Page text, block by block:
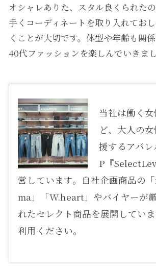
オシャレありた、スタル良くられた
手くコーディネートを取り入れてお
くことが大切です。体型や年齢も関
40代ファッションを楽しんでいきまし
当社は働く
ど、大人の
援するアパ
P『
営しています。自社企画商品の
ma」「W.heart」やバイヤーが
れたセレクト商品を展開してい
利用ください。